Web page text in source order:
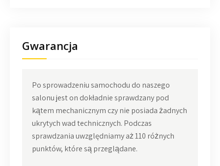
Gwarancja
Po sprowadzeniu samochodu do naszego
salonu jest on dokładnie sprawdzany pod
kątem mechanicznym czy nie posiada żadnych
ukrytych wad technicznych. Podczas
sprawdzania uwzględniamy aż 110 różnych
punktów, które są przeglądane.